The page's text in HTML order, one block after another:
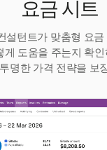
요금 시트
설턴트가 맞춤형 요금
게 도움을 주는지 확인
명한 가격 전략을 보